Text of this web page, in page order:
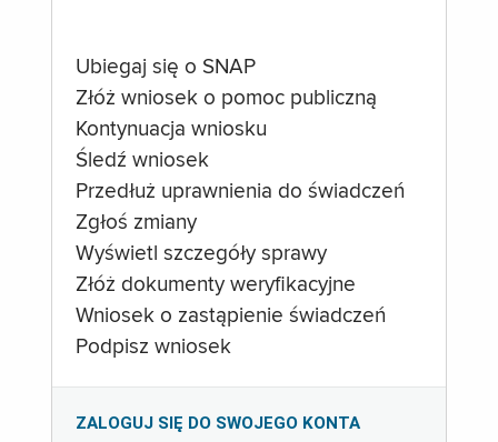
Ubiegaj się o SNAP
Złóż wniosek o pomoc publiczną
Kontynuacja wniosku
Śledź wniosek
Przedłuż uprawnienia do świadczeń
Zgłoś zmiany
Wyświetl szczegóły sprawy
Złóż dokumenty weryfikacyjne
Wniosek o zastąpienie świadczeń
Podpisz wniosek
ZALOGUJ SIĘ DO SWOJEGO KONTA